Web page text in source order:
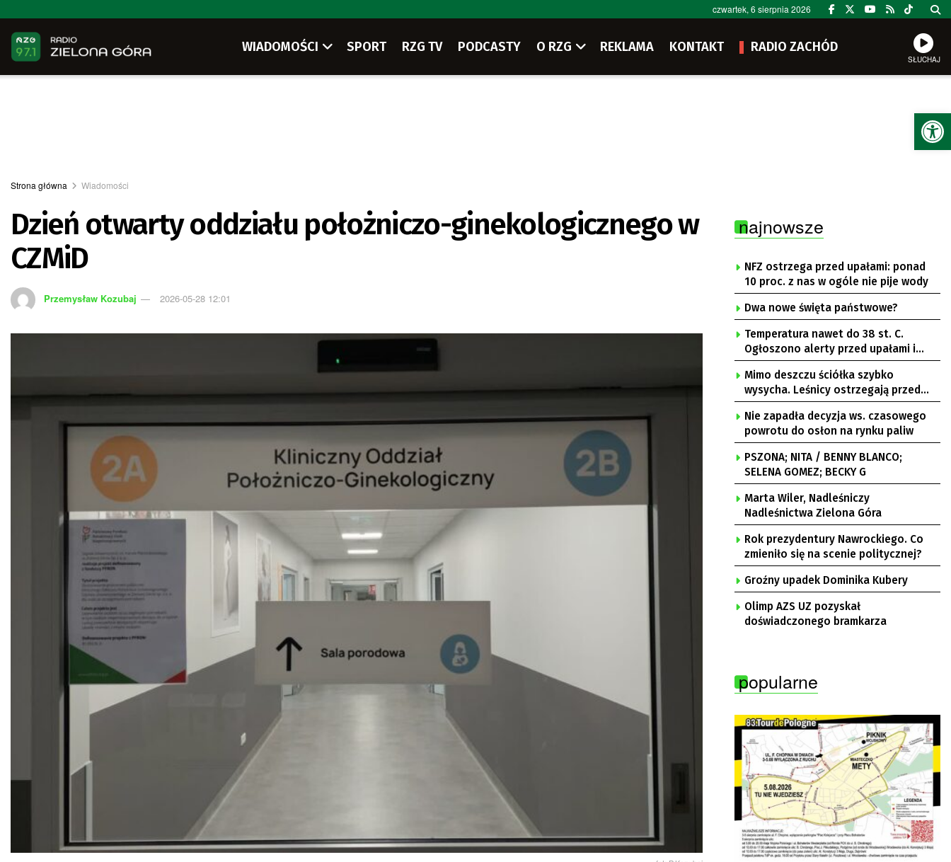
czwartek, 6 sierpnia 2026
WIADOMOŚCI SPORT RZG TV PODCASTY O RZG REKLAMA KONTAKT RADIO ZACHÓD
SŁUCHAJ
Strona główna Wiadomości
Dzień otwarty oddziału położniczo-ginekologicznego w
CZMiD
Przemysław Kozubaj 2026-05-28 12:01
najnowsze
NFZ ostrzega przed upałami: ponad
10 proc. z nas w ogóle nie pije wody
Dwa nowe święta państwowe?
Temperatura nawet do 38 st. C.
Ogłoszono alerty przed upałami i
burzami
Mimo deszczu ściółka szybko
wysycha. Leśnicy ostrzegają przed
pożarami
Nie zapadła decyzja ws. czasowego
powrotu do osłon na rynku paliw
PSZONA; NITA / BENNY BLANCO;
SELENA GOMEZ; BECKY G
Marta Wiler, Nadleśniczy
Nadleśnictwa Zielona Góra
Rok prezydentury Nawrockiego. Co
zmieniło się na scenie politycznej?
Groźny upadek Dominika Kubery
Olimp AZS UZ pozyskał
doświadczonego bramkarza
popularne